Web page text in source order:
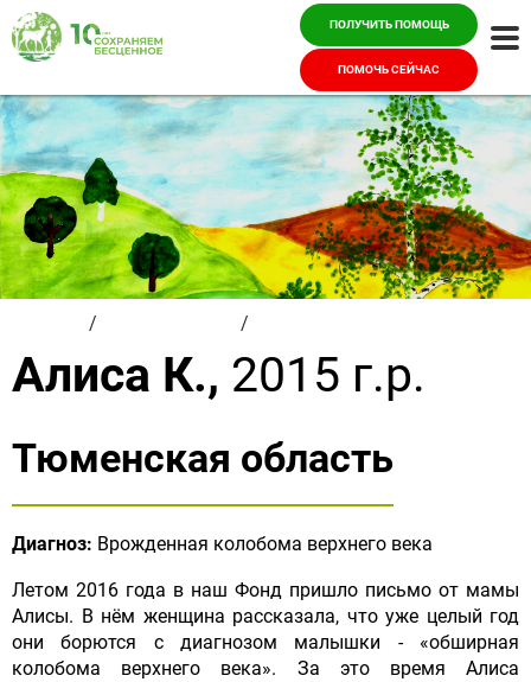
ПОЛУЧИТЬ ПОМОЩЬ
ПОМОЧЬ СЕЙЧАС
/ /
Алиса К., 2015 г.р.
Тюменская область
Диагноз: Врожденная колобома верхнего века
Летом 2016 года в наш Фонд пришло письмо от мамы
Алисы. В нём женщина рассказала, что уже целый год
они борются с диагнозом малышки - «обширная
колобома верхнего века». За это время Алиса